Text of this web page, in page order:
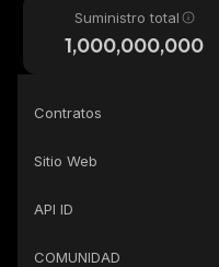
Suministro total
1,000,000,000
Contratos
Sitio Web
API ID
COMUNIDAD